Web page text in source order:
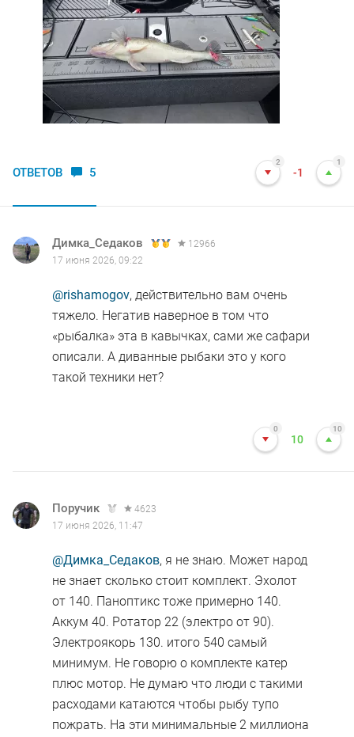
ОТВЕТОВ 5
2
-1
1
Димка_Седаков
12966
17 июня 2026, 09:22
@rishamogov, действительно вам очень
тяжело. Негатив наверное в том что
«рыбалка» эта в кавычках, сами же сафари
описали. А диванные рыбаки это у кого
такой техники нет?
0
10
10
Поручик
4623
17 июня 2026, 11:47
@Димка_Седаков, я не знаю. Может народ
не знает сколько стоит комплект. Эхолот
от 140. Паноптикс тоже примерно 140.
Аккум 40. Ротатор 22 (электро от 90).
Электроякорь 130. итого 540 самый
минимум. Не говорю о комплекте катер
плюс мотор. Не думаю что люди с такими
расходами катаются чтобы рыбу тупо
пожрать. На эти минимальные 2 миллиона